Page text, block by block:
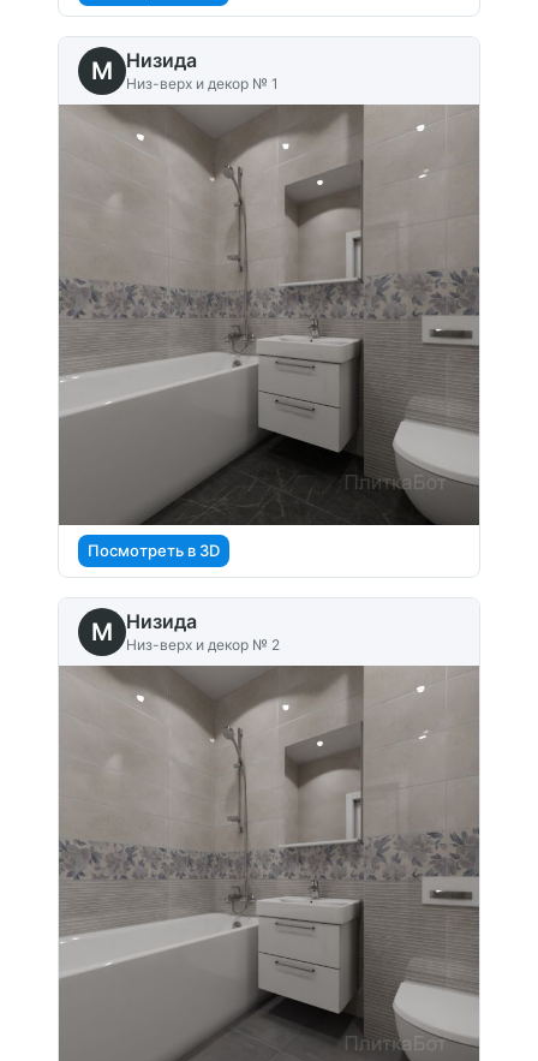
M Низида
Низ-верх и декор № 1
Посмотреть в 3D
M Низида
Низ-верх и декор № 2